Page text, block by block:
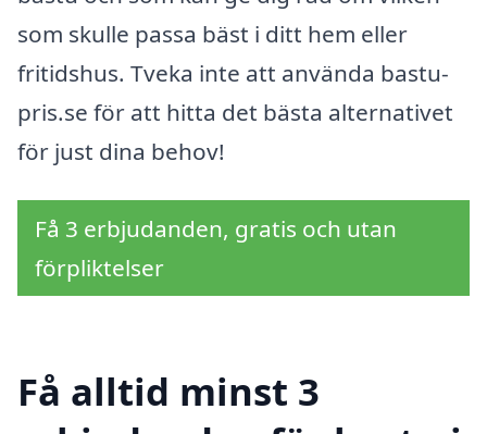
som skulle passa bäst i ditt hem eller
fritidshus. Tveka inte att använda bastu-
pris.se för att hitta det bästa alternativet
för just dina behov!
Få 3 erbjudanden, gratis och utan
förpliktelser
Få alltid minst 3